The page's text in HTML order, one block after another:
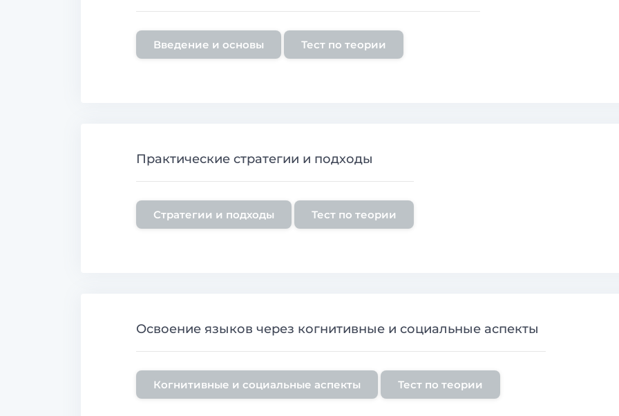
Введение и основы Тест по теории
Практические стратегии и подходы
Стратегии и подходы Тест по теории
Освоение языков через когнитивные и социальные аспекты
Когнитивные и социальные аспекты Тест по теории